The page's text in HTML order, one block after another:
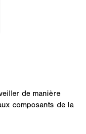
de manière
composants de la